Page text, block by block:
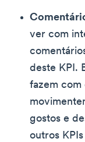
ver com
deste KPI.
fazem com
gostos e
outros